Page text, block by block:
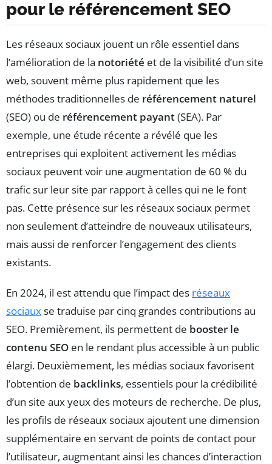
pour le référencement SEO
Les réseaux sociaux jouent un rôle essentiel dans
l’amélioration de la notoriété et de la visibilité d’un site
web, souvent même plus rapidement que les
méthodes traditionnelles de référencement naturel
(SEO) ou de référencement payant(SEA). Par
exemple, une étude récente a révélé que les
entreprises qui exploitent activement les médias
sociaux peuvent voir une augmentation de 60 % du
trafic sur leur site par rapport à celles qui ne le font
pas. Cette présence sur les réseaux sociaux permet
non seulement d’atteindre de nouveaux utilisateurs,
mais aussi de renforcer l’engagement des clients
existants.
En 2024, il est attendu que l’impact des réseaux
sociauxse traduise par cinq grandes contributions au
SEO. Premièrement, ils permettent de booster le
contenu SEO en le rendant plus accessible à un public
élargi. Deuxièmement, les médias sociaux favorisent
l’obtention de backlinks, essentiels pour la crédibilité
d’un site aux yeux des moteurs de recherche. De plus,
les profils de réseaux sociaux ajoutent une dimension
supplémentaire en servant de points de contact pour
l’utilisateur, augmentant ainsi les chances d’interaction